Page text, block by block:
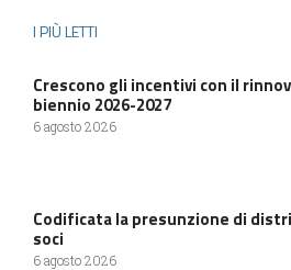
I PIÙ LETTI
Crescono gli incentivi con il
biennio 2026-2027
6 agosto 2026
Codificata la presunzione di
soci
6 agosto 2026